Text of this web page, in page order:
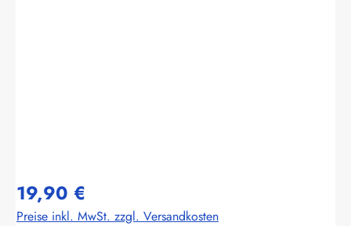
19,90 €
Preise inkl. MwSt. zzgl. Versandkosten